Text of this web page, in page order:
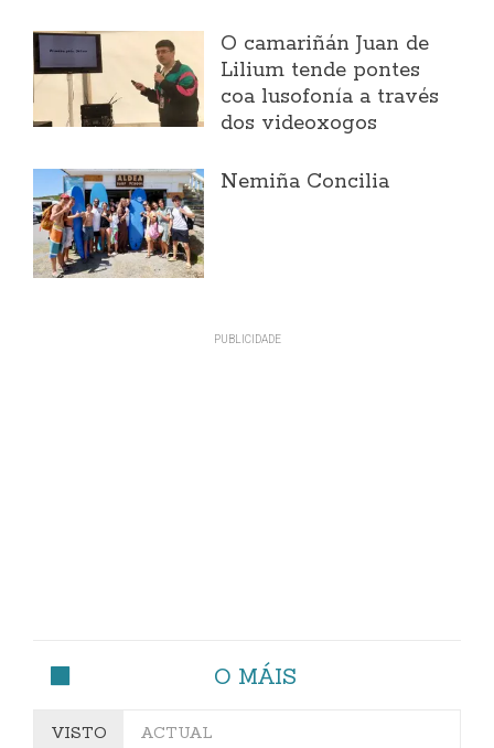
O camariñán Juan de
Lilium tende pontes
coa lusofonía a través
dos videoxogos
Nemiña Concilia
O MÁIS
VISTO ACTUAL